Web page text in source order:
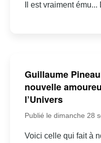
Il est vraiment
Guillaume
nouvelle
l’Univers
Publié le dimanche 28
Voici celle qui fait à